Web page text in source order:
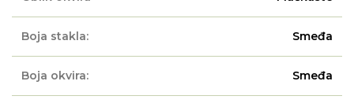
Boja stakla: Smeđa
Boja okvira: Smeđa